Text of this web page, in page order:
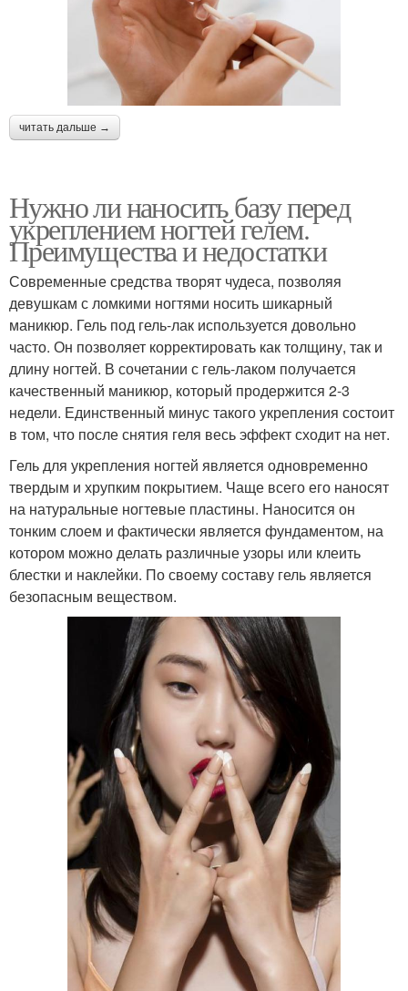
читать дальше →
Нужно ли наносить базу перед
укреплением ногтей гелем.
Преимущества и недостатки
Современные средства творят чудеса, позволяя
девушкам с ломкими ногтями носить шикарный
маникюр. Гель под гель-лак используется довольно
часто. Он позволяет корректировать как толщину, так и
длину ногтей. В сочетании с гель-лаком получается
качественный маникюр, который продержится 2-3
недели. Единственный минус такого укрепления состоит
в том, что после снятия геля весь эффект сходит на нет.
Гель для укрепления ногтей является одновременно
твердым и хрупким покрытием. Чаще всего его наносят
на натуральные ногтевые пластины. Наносится он
тонким слоем и фактически является фундаментом, на
котором можно делать различные узоры или клеить
блестки и наклейки. По своему составу гель является
безопасным веществом.